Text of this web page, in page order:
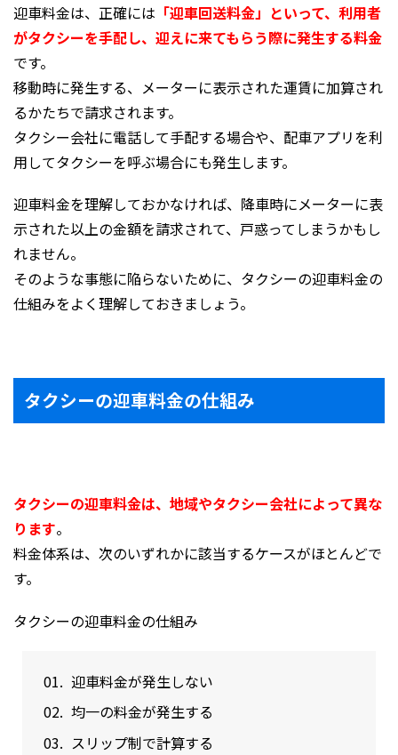
迎車料金は、正確には 「迎車回送料金」といって、利用者
がタクシーを手配し、迎えに来てもらう際に発生する料金
です。
移動時に発生する、メーターに表示された運賃に加算され
るかたちで請求されます。
タクシー会社に電話して手配する場合や、配車アプリを利
用してタクシーを呼ぶ場合にも発生します。
迎車料金を理解しておかなければ、降車時にメーターに表
示された以上の金額を請求されて、戸惑ってしまうかもし
れません。
そのような事態に陥らないために、タクシーの迎車料金の
仕組みをよく理解しておきましょう。
タクシーの迎車料金の仕組み
タクシーの迎車料金は、地域やタクシー会社によって異な
ります。
料金体系は、次のいずれかに該当するケースがほとんどで
す。
タクシーの迎車料金の仕組み
迎車料金が発生しない
均一の料金が発生する
スリップ制で計算する